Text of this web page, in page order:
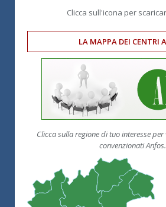
Clicca sull'icona per
LA MAPPA DEI CENTRI
Clicca sulla regione di tuo interesse
convenzionati Anfos.